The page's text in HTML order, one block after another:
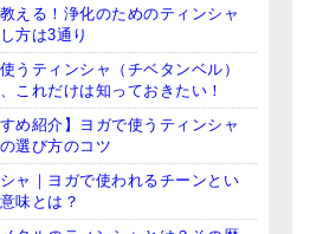
える！浄化のためのティンシャ
方は3通り
うティンシャ（チベタンベル）
これだけは知っておきたい！
すめ紹介】ヨガで使うティンシャ
選び方のコツ
ャ｜ヨガで使われるチーンとい
味とは？